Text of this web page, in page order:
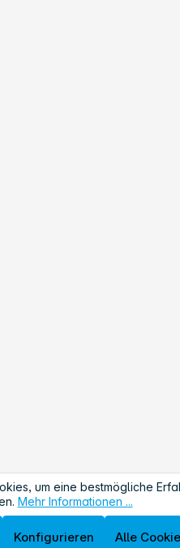
um eine bestmögliche
Mehr Informationen ...
Konfigurieren Alle